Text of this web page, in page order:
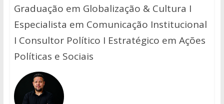
Graduação em Globalização & Cultura I
Especialista em Comunicação Institucional
I Consultor Político I Estratégico em Ações
Políticas e Sociais